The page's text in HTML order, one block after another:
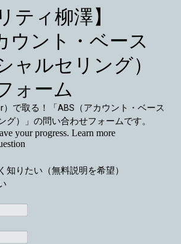
ティ柳澤】
ウント・ベース
ャルセリング）
ォーム
で取る！「ABS（アカウント・ベース
グ）」の問い合わせフォームです。
your progress. Learn more
知りたい（無料説明を希望）